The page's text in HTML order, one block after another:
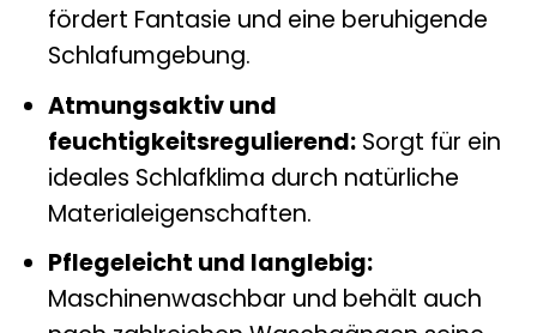
fördert Fantasie und eine beruhigende
Schlafumgebung.
Atmungsaktiv und
feuchtigkeitsregulierend:Sorgt für ein
ideales Schlafklima durch natürliche
Materialeigenschaften.
Pflegeleicht und langlebig:
Maschinenwaschbar und behält auch